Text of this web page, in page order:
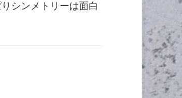
シンメトリーは面白